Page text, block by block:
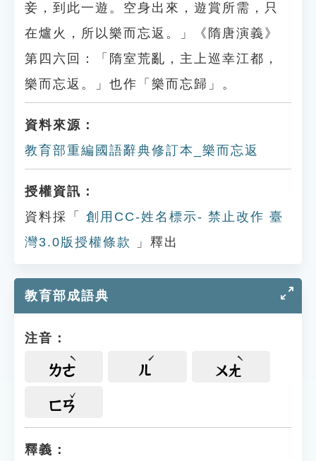
妾，到此一遊。空身出來，遊賞所需，只
在爐火，所以樂而忘返。」《隋唐演義》
第四六回：「隋室荒亂，主上巡幸江都，
樂而忘返。」也作「樂而忘歸」。
資料來源：
教育部重編國語辭典修訂本_樂而忘返
授權資訊：
資料採「
創用CC-姓名標示- 禁止改作 臺
灣3.0版授權條款
」釋出
教育部成語典
注音：
ㄌㄜ ㄦ ㄨㄤ
ㄈㄢ
釋義：